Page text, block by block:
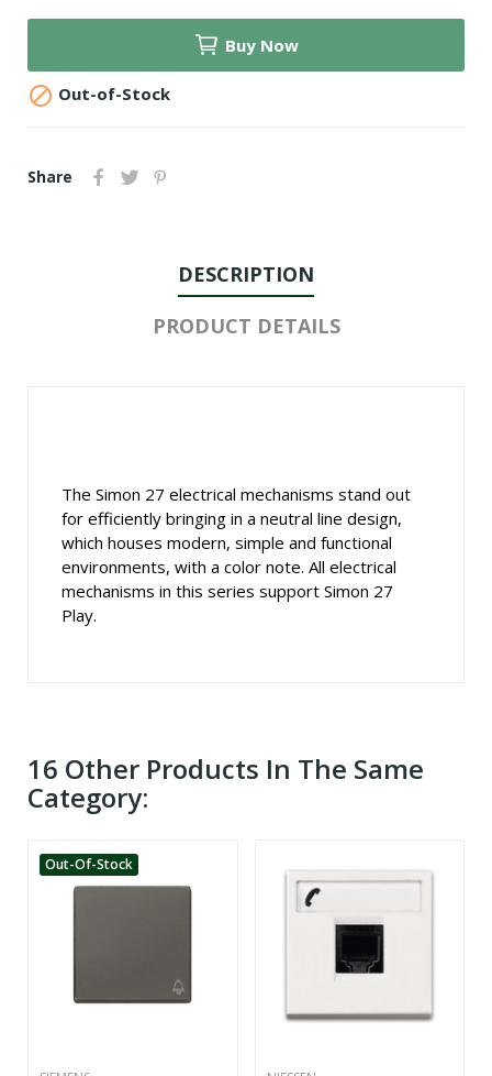
Buy Now
 Out-of-Stock
Share
DESCRIPTION
PRODUCT DETAILS
The Simon 27 electrical mechanisms stand out
for efficiently bringing in a neutral line design,
which houses modern, simple and functional
environments, with a color note. All electrical
mechanisms in this series support Simon 27
Play.
16 Other Products In The Same
Category:
Out-Of-Stock